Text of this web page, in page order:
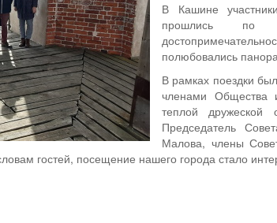
В Кашине
прошлись по
полюбовались
В рамках поездки
членами Общества
теплой дружеской
Председатель
Малова, члены
гостей, посещение нашего города стало